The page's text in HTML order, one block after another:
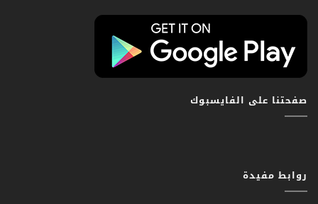
صفحتنا على الفايسبوك
روابط مفيدة